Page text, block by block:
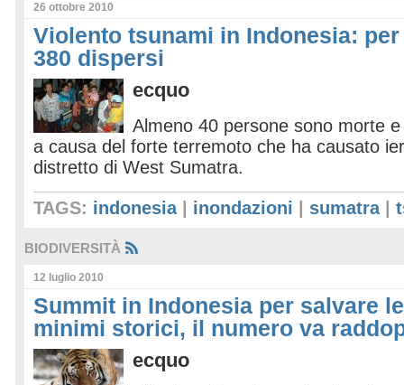
26 ottobre 2010
Violento tsunami in Indonesia:
380 dispersi
ecquo
Almeno 40 persone sono morte
a causa del forte terremoto che ha causato
distretto di West Sumatra.
TAGS: indonesia| inondazioni sumatra|
BIODIVERSITÀ
12 luglio 2010
Summit in Indonesia per salvare
minimi storici, il numero va
ecquo